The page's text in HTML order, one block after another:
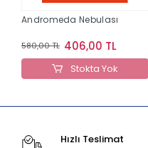
Andromeda Nebulası
580,00 TL 406,00 TL
Stokta Yok
Hızlı Teslimat